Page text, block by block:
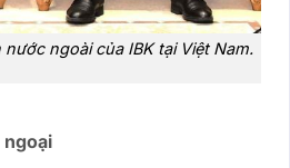
ngoài của IBK tại Việt Nam.
ngoại